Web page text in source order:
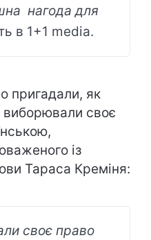
нагода для
в 1+1 media.
пригадали, як
виборювали своє
із
Тараса Креміня:
своє право